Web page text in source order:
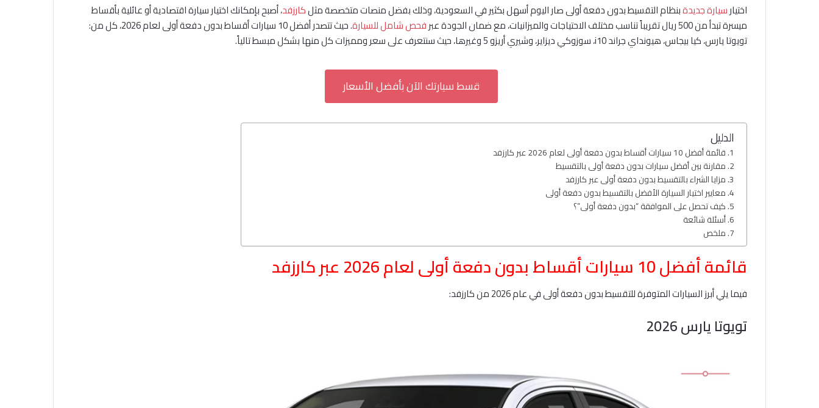
اختيارسيارة جديدةبنظام التقسيط بدون دفعة أولى صار اليوم أسهل بكثير في السعودية، وذلك بفضل منصات متخصصة مثلكارزفد، أصبح بإمكانك اختيار سيارة اقتصادية أو عائلية بأقساط
ميسرة تبدأ من 500 ريال تقريباً تناسب مختلف الاحتياجات والميزانيات، مع ضمان الجودة عبر
فحص شامل للسيارة
. حيث تتصدر أفضل 10 سيارات أقساط بدون دفعة أولى لعام 2026، كل من:
تويوتا يارس، كيا بيجاس، هيونداي جراند i10، سوزوكي ديزاير، وشيري أريزو 5 وغيرها، حيث سنتعرف على سعر ومميزات كل منها بشكل مبسط تالياً.
قسط سيارتك الآن بأفضل الأسعار
الدليل
قائمة أفضل 10 سيارات أقساط بدون دفعة أولى لعام 2026 عبر كارزفد
مقارنة بين أفضل سيارات بدون دفعة أولى بالتقسيط
مزايا الشراء بالتقسيط بدون دفعة أولى عبر كارزفد
معايير اختيار السيارة الأفضل بالتقسيط بدون دفعة أولى
كيف تحصل على الموافقة “بدون دفعة أولى”؟
أسئلة شائعة
ملخص
قائمة أفضل 10 سيارات أقساط بدون دفعة أولى لعام 2026 عبر كارزفد
فيما يلي أبرز السيارات المتوفرة للتقسيط بدون دفعة أولى في عام 2026 من كارزفد:
تويوتا يارس 2026